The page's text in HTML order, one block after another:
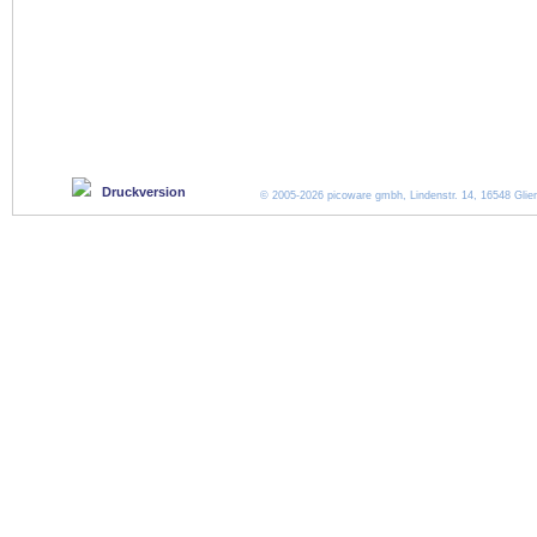
Druckversion © 2005-2026 picoware gmbh, Lindenstr. 14, 16548